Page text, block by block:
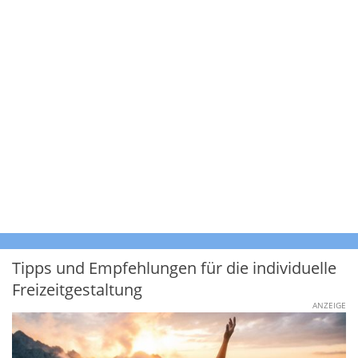
Tipps und Empfehlungen für die individuelle
Freizeitgestaltung
ANZEIGE